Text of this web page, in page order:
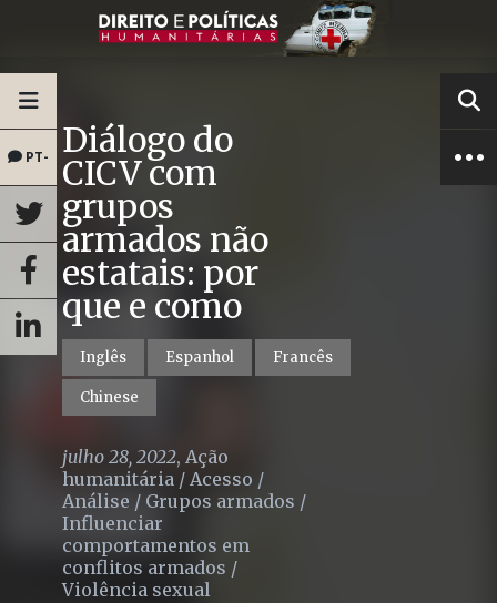
PT-
BR
Diálogo do
CICV com
grupos
armados não
estatais: por
que e como
Inglês Espanhol Francês
Chinese
julho 28, 2022, Ação
humanitária / Acesso /
Análise / Grupos armados /
Influenciar
comportamentos em
conflitos armados /
Violência sexual